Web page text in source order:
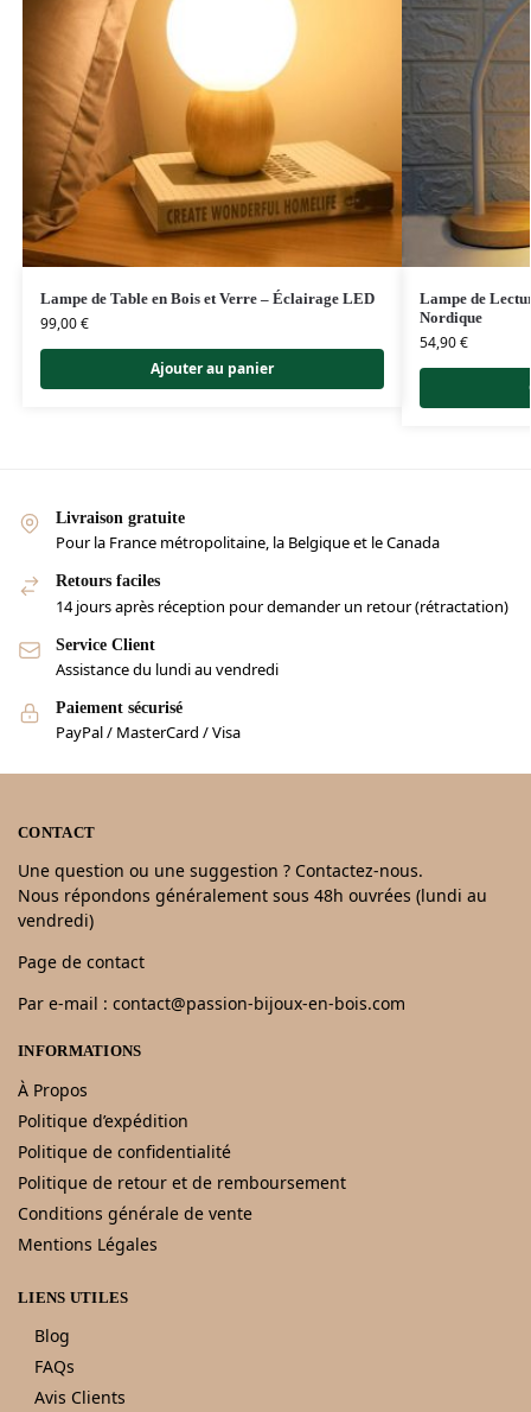
Lampe de Table en Bois et Verre – Éclairage LED
99,00€
Ajouter au panier
Lampe de
Nordique
54,90€
Livraison gratuite
Pour la France métropolitaine, la Belgique et le Canada
Retours faciles
14 jours après réception pour demander un retour (rétractation)
Service Client
Assistance du lundi au vendredi
Paiement sécurisé
PayPal / MasterCard / Visa
CONTACT
Une question ou une suggestion ? Contactez-nous.
Nous répondons généralement sous 48h ouvrées (lundi au
vendredi)
Page de contact
Par e-mail : contact@passion-bijoux-en-bois.com
INFORMATIONS
À Propos
Politique d’expédition
Politique de confidentialité
Politique de retour et de remboursement
Conditions générale de vente
Mentions Légales
LIENS UTILES
Blog
FAQs
Avis Clients